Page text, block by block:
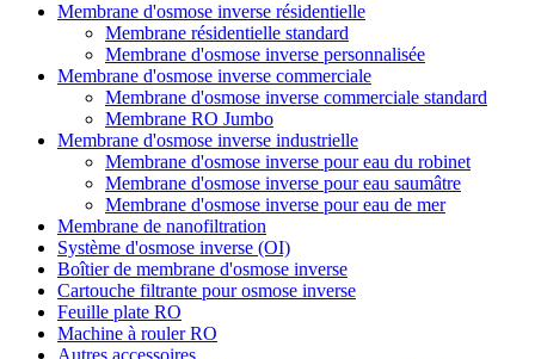
Membrane d'osmose inverse résidentielle
Membrane résidentielle standard
Membrane d'osmose inverse personnalisée
Membrane d'osmose inverse commerciale
Membrane d'osmose inverse commerciale standard
Membrane RO Jumbo
Membrane d'osmose inverse industrielle
Membrane d'osmose inverse pour eau du robinet
Membrane d'osmose inverse pour eau saumâtre
Membrane d'osmose inverse pour eau de mer
Membrane de nanofiltration
Système d'osmose inverse (OI)
Boîtier de membrane d'osmose inverse
Cartouche filtrante pour osmose inverse
Feuille plate RO
Machine à rouler RO